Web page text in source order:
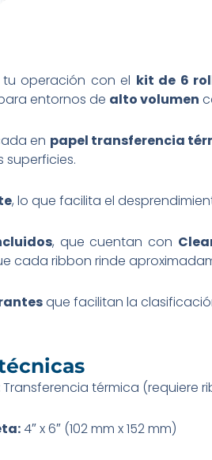
operación con el kit de 6
entornos de alto volumen
en papel transferencia
superficies.
, lo que facilita el
, que cuentan con
cada ribbon rinde
que facilitan la
Transferencia térmica (requiere
4″ x 6″ (102 mm x 152 mm)